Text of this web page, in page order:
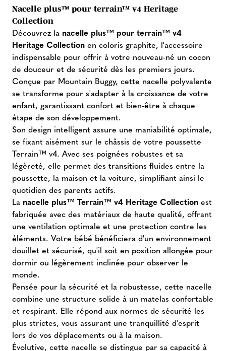
Nacelle plus™ pour terrain™ v4 Heritage
Collection
Découvrez la nacelle plus™ pour terrain™ v4
Heritage Collection en coloris graphite, l'accessoire
indispensable pour offrir à votre nouveau-né un cocon
de douceur et de sécurité dès les premiers jours.
Conçue par Mountain Buggy, cette nacelle polyvalente
se transforme pour s'adapter à la croissance de votre
enfant, garantissant confort et bien-être à chaque
étape de son développement.
Son design intelligent assure une maniabilité optimale,
se fixant aisément sur le châssis de votre poussette
Terrain™ v4. Avec ses poignées robustes et sa
légèreté, elle permet des transitions fluides entre la
poussette, la maison et la voiture, simplifiant ainsi le
quotidien des parents actifs.
La nacelle plus™ Terrain™ v4 Heritage Collection est
fabriquée avec des matériaux de haute qualité, offrant
une ventilation optimale et une protection contre les
éléments. Votre bébé bénéficiera d'un environnement
douillet et sécurisé, qu'il soit en position allongée pour
dormir ou légèrement inclinée pour observer le
monde.
Pensée pour la sécurité et la robustesse, cette nacelle
combine une structure solide à un matelas confortable
et respirant. Elle répond aux normes de sécurité les
plus strictes, vous assurant une tranquillité d'esprit
lors de vos déplacements ou à la maison.
Évolutive, cette nacelle se distingue par sa capacité à